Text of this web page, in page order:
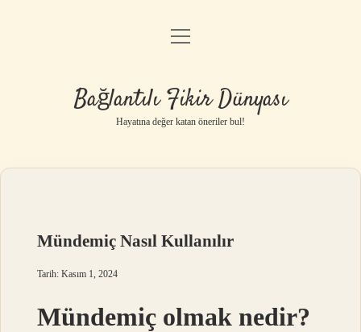
Anasayfa
Yasal Uyarı
menüyü
Bağlantılı Fikir Dünyası
Hayatına değer katan öneriler bul!
Mündemiç Nasıl Kullanılır
Tarih: Kasım 1, 2024
Mündemiç olmak nedir?